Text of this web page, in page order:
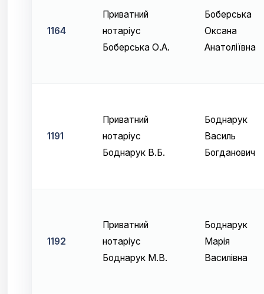
1164
Приватний
нотаріус
Боберська О.А.
Боберська
Оксана
Анатоліївна
1191
Приватний
нотаріус
Боднарук В.Б.
Боднарук
Василь
Богданович
1192
Приватний
нотаріус
Боднарук М.В.
Боднарук
Марія
Василівна